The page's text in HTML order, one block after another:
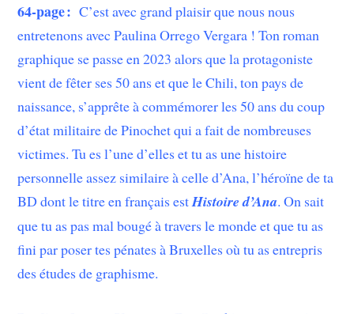
64-page: C’est avec grand plaisir que nous nous
entretenons avec Paulina Orrego Vergara ! Ton roman
graphique se passe en 2023 alors que la protagoniste
vient de fêter ses 50 ans et que le Chili, ton pays de
naissance, s’apprête à commémorer les 50 ans du coup
d’état militaire de Pinochet qui a fait de nombreuses
victimes. Tu es l’une d’elles et tu as une histoire
personnelle assez similaire à celle d’Ana, l’héroïne de ta
BD dont le titre en français estHistoire d’Ana. On sait
que tu as pas mal bougé à travers le monde et que tu as
fini par poser tes pénates à Bruxelles où tu as entrepris
des études de graphisme.